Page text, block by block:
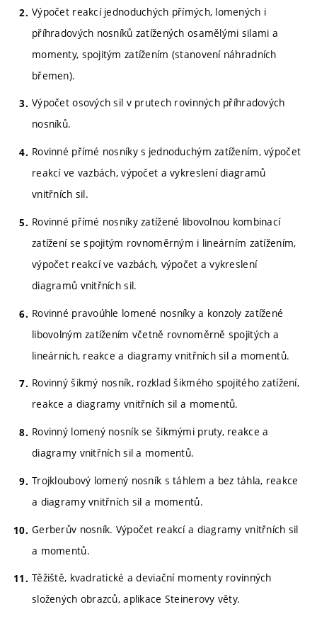
Výpočet reakcí jednoduchých přímých, lomených i
příhradových nosníků zatížených osamělými silami a
momenty, spojitým zatížením (stanovení náhradních
břemen).
Výpočet osových sil v prutech rovinných příhradových
nosníků.
Rovinné přímé nosníky s jednoduchým zatížením, výpočet
reakcí ve vazbách, výpočet a vykreslení diagramů
vnitřních sil.
Rovinné přímé nosníky zatížené libovolnou kombinací
zatížení se spojitým rovnoměrným i lineárním zatížením,
výpočet reakcí ve vazbách, výpočet a vykreslení
diagramů vnitřních sil.
Rovinné pravoúhle lomené nosníky a konzoly zatížené
libovolným zatížením včetně rovnoměrně spojitých a
lineárních, reakce a diagramy vnitřních sil a momentů.
Rovinný šikmý nosník, rozklad šikmého spojitého zatížení,
reakce a diagramy vnitřních sil a momentů.
Rovinný lomený nosník se šikmými pruty, reakce a
diagramy vnitřních sil a momentů.
Trojkloubový lomený nosník s táhlem a bez táhla, reakce
a diagramy vnitřních sil a momentů.
Gerberův nosník. Výpočet reakcí a diagramy vnitřních sil
a momentů.
Těžiště, kvadratické a deviační momenty rovinných
složených obrazců, aplikace Steinerovy věty.